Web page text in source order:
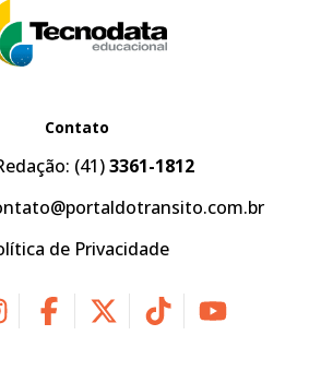
Contato
(41)3361-1812
de Privacidade